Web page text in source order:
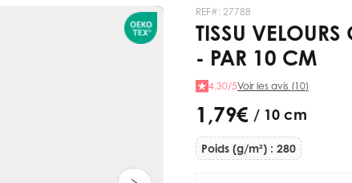
REF#: 27788
TISSU
- PAR 10 CM
4.30/5Voir les avis (10)
1,79 € / 10 cm
Poids (g/m²) : 280